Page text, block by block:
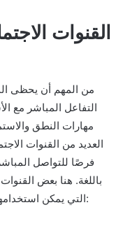
من المهم أن يحظى
التفاعل المباشر مع
مهارات النطق
العديد من القنوات
فرصًا للتواصل
باللغة. هنا بعض
التي يمكن استخدامها للتواصل المباشر مع المحادثين الألمان: